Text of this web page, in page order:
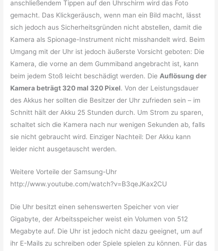
anschließendem Tippen auf den Uhrschirm wird das Foto
gemacht. Das Klickgeräusch, wenn man ein Bild macht, lässt
sich jedoch aus Sicherheitsgründen nicht abstellen, damit die
Kamera als Spionage-Instrument nicht misshandelt wird. Beim
Umgang mit der Uhr ist jedoch äußerste Vorsicht geboten: Die
Kamera, die vorne an dem Gummiband angebracht ist, kann
beim jedem Stoß leicht beschädigt werden. DieAuflösung der
Kamera beträgt 320 mal 320 Pixel. Von der Leistungsdauer
des Akkus her sollten die Besitzer der Uhr zufrieden sein – im
Schnitt hält der Akku 25 Stunden durch. Um Strom zu sparen,
schaltet sich die Kamera nach nur wenigen Sekunden ab, falls
sie nicht gebraucht wird. Einziger Nachteil: Der Akku kann
leider nicht ausgetauscht werden.
Weitere Vorteile der Samsung-Uhr
http://www.youtube.com/watch?v=B3qeJKax2CU
Die Uhr besitzt einen sehenswerten Speicher von vier
Gigabyte, der Arbeitsspeicher weist ein Volumen von 512
Megabyte auf. Die Uhr ist jedoch nicht dazu geeignet, um auf
ihr E-Mails zu schreiben oder Spiele spielen zu können. Für das